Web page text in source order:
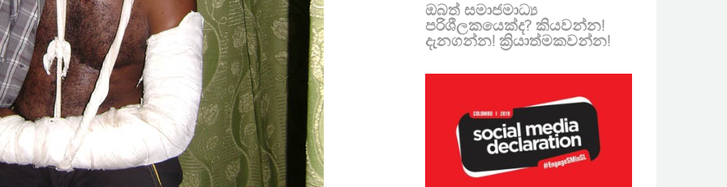
ඔබත් සමාජමාධ්‍ය
පරිශීලකයෙක්ද? කියවන්න!
දැනගන්න! ක්‍රියාත්මකවන්න!